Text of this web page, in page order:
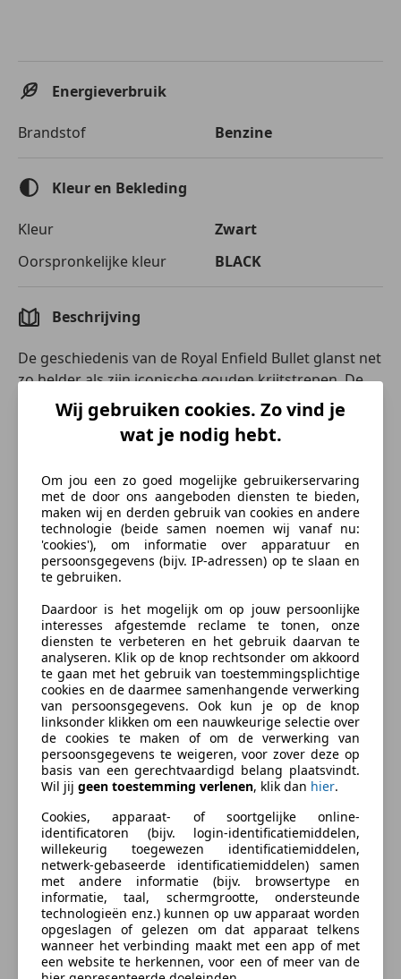
Energieverbruik
Brandstof Benzine
Kleur en Bekleding
Kleur
Zwart
Oorspronkelijke kleur
BLACK
Beschrijving
De geschiedenis van de Royal Enfield Bullet glanst net
zo helder als zijn iconische gouden krijtstrepen. De
Bullet debuteerde in 1932 op de pagina's van het
tijdschrift The Motor Cycle. In 1948 kwam hij naar de
Colmore Cup met een revolutionaire uitvinding die
swingarmvering. Royal Enfield won er in 1952 de
allereerste Schotse Six Days Trial mee, met de
legendarische Johnny Brittain als rijder. Daarna
veroverde hij de meest onstuimige terreinen tijdens
proefritten in heel Europa.
Motor
De 2023 Bullet arriveert in Europa met dezelfde
kracht in zijn hart, maar met nieuw metaal in zijn
kern. De gloednieuwe 349cc-motor levert een
overvloed aan vermogen en koppel, zelfs bij een laag
toerentalbereik, zodat je met hetzelfde gemak een
weg kunt banen door de stad als daarbuiten.
Geheel nieuw zadel
Het vernieuwde, kenmerkende enkele zadel heeft
meer ruimte en een verbeterde ondersteuning onder
de dijbenen, voor volledig comfort tijdens zowel
snelle ritten als lange reizen.
Tweekanaals ABS
Het antiblokkeersysteem met schijfremmen van 300
mm voor en 270 mm achter is ontworpen om elke
meer
Zakelijk leasen
Bereken uw zakelijke lease!
Nu zakelijk leasen vanaf € 88,- p/m
Vraag offerte aan
Verzekering
Autoverzekering van de
INDEPENDER
Bereken je premie
Wij gebruiken cookies. Zo vind je
wat je nodig hebt.
Om jou een zo goed mogelijke gebruikerservaring
met de door ons aangeboden diensten te bieden,
maken wij en derden gebruik van cookies en andere
technologie (beide samen noemen wij vanaf nu:
'cookies'), om informatie over apparatuur en
persoonsgegevens (bijv. IP-adressen) op te slaan en
te gebruiken.
Daardoor is het mogelijk om op jouw persoonlijke
interesses afgestemde reclame te tonen, onze
diensten te verbeteren en het gebruik daarvan te
analyseren. Klik op de knop rechtsonder om akkoord
te gaan met het gebruik van toestemmingsplichtige
cookies en de daarmee samenhangende verwerking
van persoonsgegevens. Ook kun je op de knop
linksonder klikken om een nauwkeurige selectie over
de cookies te maken of om de verwerking van
persoonsgegevens te weigeren, voor zover deze op
basis van een gerechtvaardigd belang plaatsvindt.
Wil jij geen toestemming verlenen, klik dan hier.
Cookies, apparaat- of soortgelijke online-
identificatoren (bijv. login-identificatiemiddelen,
willekeurig toegewezen identificatiemiddelen,
netwerk-gebaseerde identificatiemiddelen) samen
met andere informatie (bijv. browsertype en
informatie, taal, schermgrootte, ondersteunde
technologieën enz.) kunnen op uw apparaat worden
opgeslagen of gelezen om dat apparaat telkens
wanneer het verbinding maakt met een app of met
een website te herkennen, voor een of meer van de